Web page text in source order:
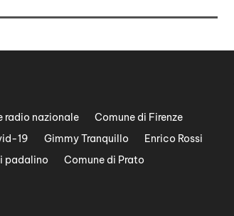
radio nazionale
Comune di Firenze
19 Gimmy Tranquillo
Enrico Rossi
padalino
Comune di Prato